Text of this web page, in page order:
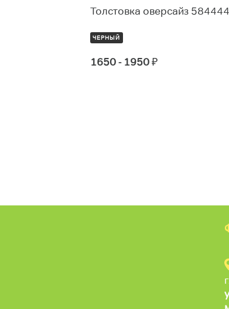
Толстовка оверсайз
ЧЕРНЫЙ
1650 - 1950₽